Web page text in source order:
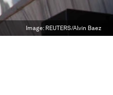
Image: REUTERS/Alvin Baez